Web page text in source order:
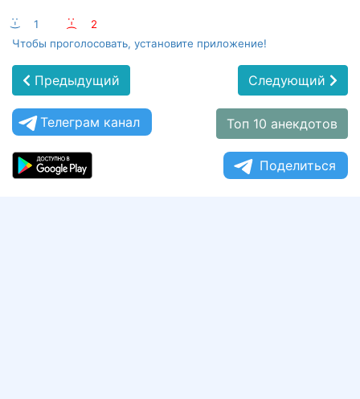
:-) 1 :-(
2
Чтобы проголосовать, установите приложение!
Предыдущий Следующий
Телеграм канал Топ 10 анекдотов
Поделиться